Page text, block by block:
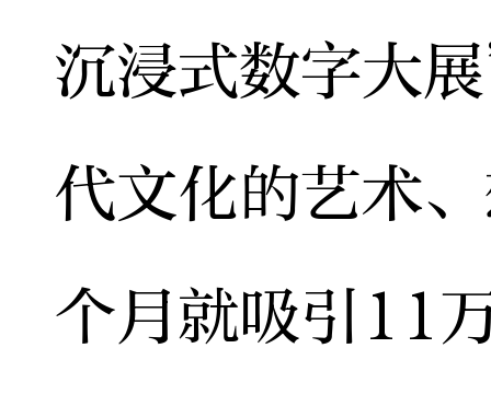
沉浸式数字大
代文化的艺术
个月就吸引11